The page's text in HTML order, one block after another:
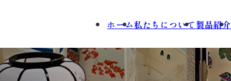
ホーム私たちについて 製品紹介